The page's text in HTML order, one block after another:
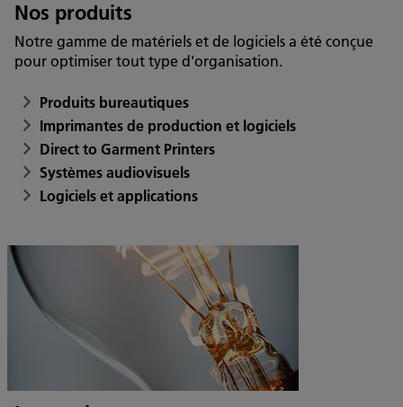
Nos produits
Notre gamme de matériels et de logiciels a été conçue
pour optimiser tout type d'organisation.
Produits bureautiques
Imprimantes de production et logiciels
Direct to Garment Printers
Systèmes audiovisuels
Logiciels et applications